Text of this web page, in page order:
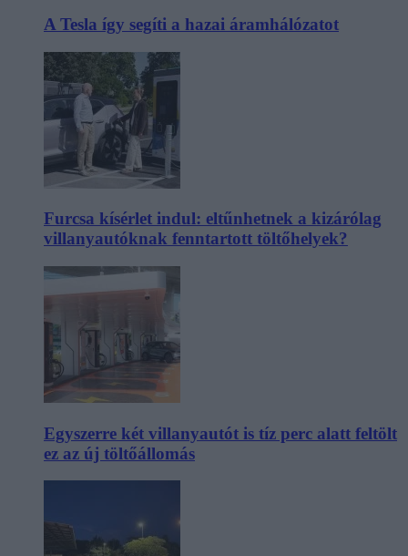
A Tesla így segíti a hazai áramhálózatot
Furcsa kísérlet indul: eltűnhetnek a kizárólag
villanyautóknak fenntartott töltőhelyek?
Egyszerre két villanyautót is tíz perc alatt feltölt
ez az új töltőállomás